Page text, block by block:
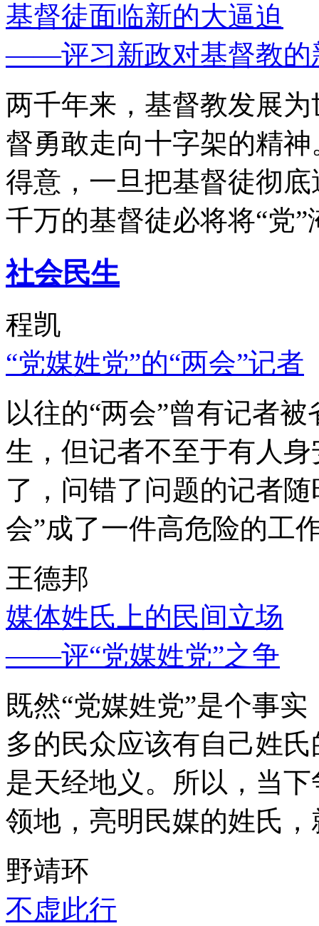
基督徒面临新的大逼迫
——评习新政对基督教的
两千年来，基督教发展
督勇敢走向十字架的精
得意，一旦把基督徒彻
千万的基督徒必将将“党”
社会民生
程凯
“党媒姓党”的“两会”记者
以往的“两会”曾有记者
生，但记者不至于有人
了，问错了问题的记者
会”成了一件高危险的工
王德邦
媒体姓氏上的民间立场
——评“党媒姓党”之争
既然“党媒姓党”是个事
多的民众应该有自己姓
是天经地义。所以，当
领地，亮明民媒的姓氏
野靖环
不虚此行